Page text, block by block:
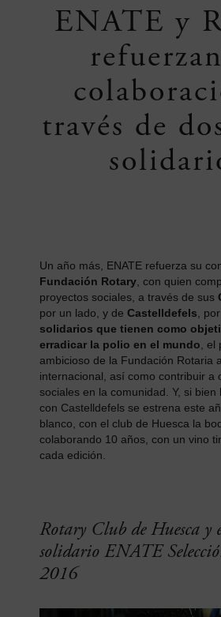
ENATE y
través de
Un año más, ENATE refuerza su
Fundación Rotary , con quien
proyectos sociales, a través de sus
por un lado, y de Castelldefels ,
solidarios que tienen como
erradicar la polio en el mundo ,
ambicioso de la Fundación Rotaria
internacional, así como contribuir a
sociales en la comunidad. Y, si bien
con Castelldefels se estrena este
blanco, con el club de Huesca la
colaborando 10 años, con un vino
cada edición.
Rotary Club de Huesca y
solidario ENATE
2016